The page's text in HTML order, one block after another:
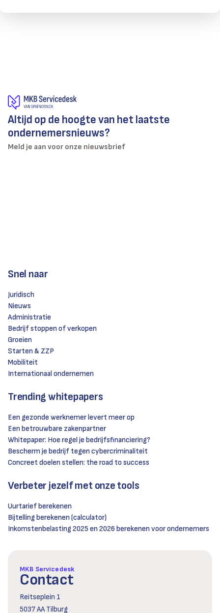
Altijd op de hoogte van het laatste
ondernemersnieuws?
Meld je aan voor onze nieuwsbrief
Snel naar
Juridisch
Nieuws
Administratie
Bedrijf stoppen of verkopen
Groeien
Starten & ZZP
Mobiliteit
Internationaal ondernemen
Trending whitepapers
Een gezonde werknemer levert meer op
Een betrouwbare zakenpartner
Whitepaper: Hoe regel je bedrijfsfinanciering?
Bescherm je bedrijf tegen cybercriminaliteit
Concreet doelen stellen: the road to success
Verbeter jezelf met onze tools
Uurtarief berekenen
Bijtelling berekenen (calculator)
Inkomstenbelasting 2025 en 2026 berekenen voor ondernemers
MKB Servicedesk
Contact
Reitseplein 1
5037 AA Tilburg